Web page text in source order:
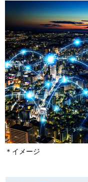
＊イメージ